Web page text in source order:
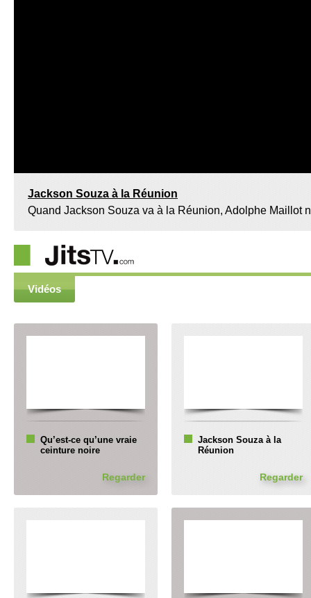
Jackson Souza à la Réunion
Quand Jackson Souza va à la Réunion, Adolphe Maillot
Vidéos
Qu’est-ce qu’une vraie
ceinture noire
Regarder
Jackson Souza à la
Réunion
Regarder